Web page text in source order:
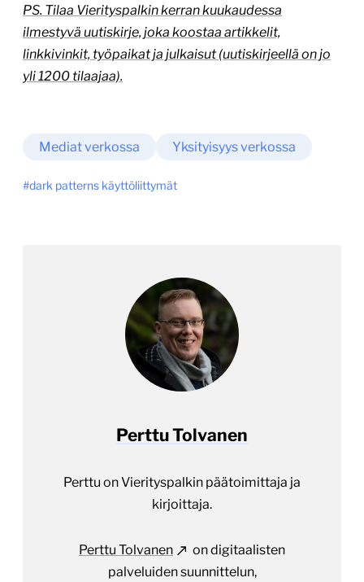
PS. Tilaa Vierityspalkin kerran kuukaudessa
ilmestyvä uutiskirje, joka koostaa artikkelit,
linkkivinkit, työpaikat ja julkaisut (uutiskirjeellä on jo
yli 1200 tilaajaa).
Mediat verkossa Yksityisyys verkossa
dark patterns käyttöliittymät
Perttu Tolvanen
Perttu on Vierityspalkin päätoimittaja ja
kirjoittaja.
Perttu Tolvanen
on digitaalisten
palveluiden suunnittelun,